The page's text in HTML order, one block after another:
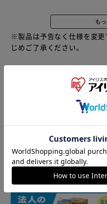
質、必須脂肪酸、そして正
ビタミンＥを含む抗酸化成
重要です。
■リニューアルによりパッケ
も
※製品は予告なく仕様を変
じめご了承ください。
※当商品はお取り寄せ品の
までお時間を頂く場合がござ
また、商品がメーカーにて
商品はアイリスプラザがセ
商品情報